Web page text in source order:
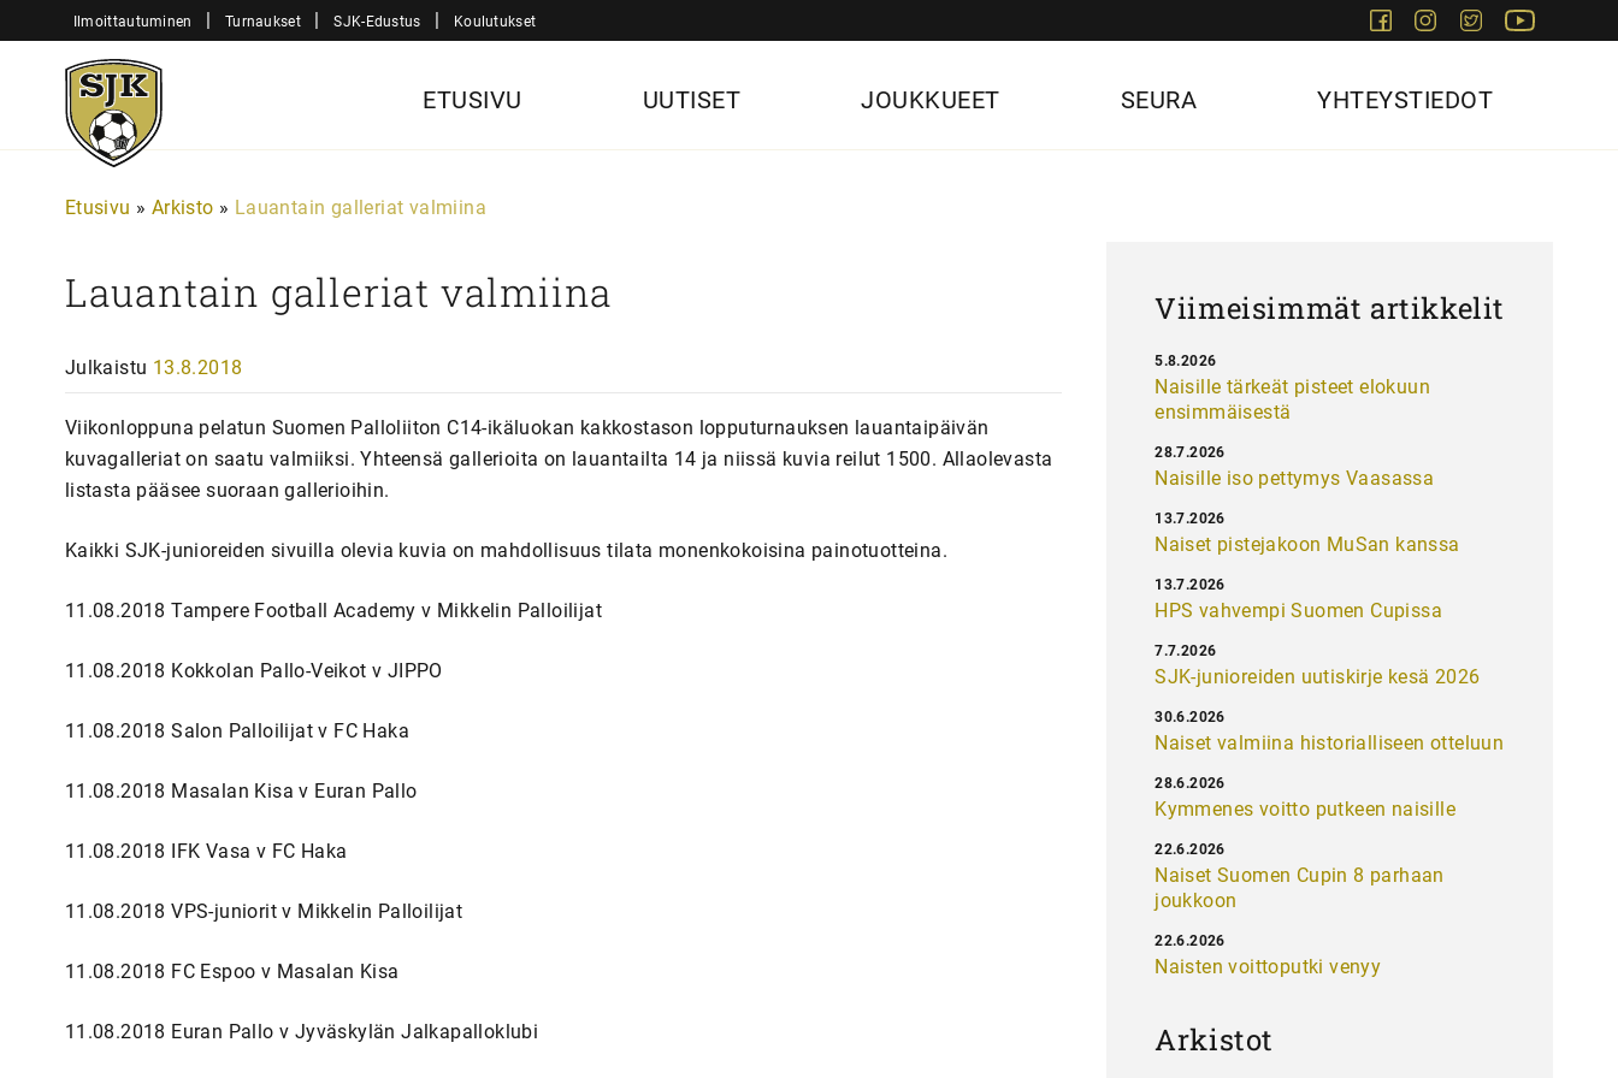
sisältöön
Ilmoittautuminen | Turnaukset | SJK-Edustus | Koulutukset FacebookInstagram
Twitter
Sjk-
Juniorit
ETUSIVU UUTISET JOUKKUEET SEURA YHTEYSTIEDOT
Etusivu » Arkisto » Lauantain galleriat valmiina
Lauantain galleriat valmiina
Julkaistu 13.8.2018
Viikonloppuna pelatun Suomen Palloliiton C14-ikäluokan kakkostason lopputurnauksen lauantaipäivän
kuvagalleriat on saatu valmiiksi. Yhteensä gallerioita on lauantailta 14 ja niissä kuvia reilut 1500. Allaolevasta
listasta pääsee suoraan gallerioihin.
Kaikki SJK-junioreiden sivuilla olevia kuvia on mahdollisuus tilata monenkokoisina painotuotteina.
11.08.2018 Tampere Football Academy v Mikkelin Palloilijat
11.08.2018 Kokkolan Pallo-Veikot v JIPPO
11.08.2018 Salon Palloilijat v FC Haka
11.08.2018 Masalan Kisa v Euran Pallo
11.08.2018 IFK Vasa v FC Haka
11.08.2018 VPS-juniorit v Mikkelin Palloilijat
11.08.2018 FC Espoo v Masalan Kisa
11.08.2018 Euran Pallo v Jyväskylän Jalkapalloklubi
Viimeisimmät artikkelit
Naisille tärkeät pisteet elokuun
ensimmäisestä
5.8.2026
Naisille iso pettymys Vaasassa
28.7.2026
Naiset pistejakoon MuSan kanssa
13.7.2026
HPS vahvempi Suomen Cupissa
13.7.2026
SJK-junioreiden uutiskirje kesä 2026
7.7.2026
Naiset valmiina historialliseen otteluun
30.6.2026
Kymmenes voitto putkeen naisille
28.6.2026
Naiset Suomen Cupin 8 parhaan
joukkoon
22.6.2026
Naisten voittoputki venyy
22.6.2026
Arkistot